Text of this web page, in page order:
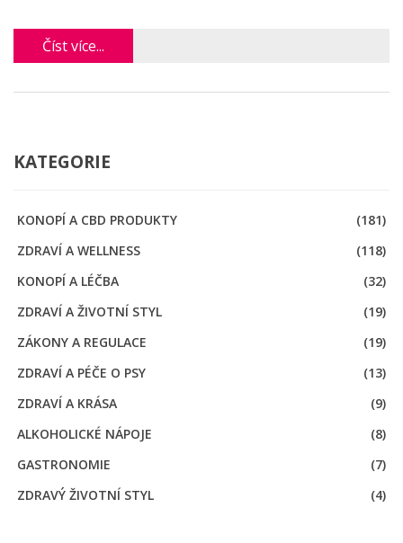
Číst více...
KATEGORIE
KONOPÍ A CBD PRODUKTY
(181)
ZDRAVÍ A WELLNESS
(118)
KONOPÍ A LÉČBA
(32)
ZDRAVÍ A ŽIVOTNÍ STYL
(19)
ZÁKONY A REGULACE
(19)
ZDRAVÍ A PÉČE O PSY
(13)
ZDRAVÍ A KRÁSA
(9)
ALKOHOLICKÉ NÁPOJE
(8)
GASTRONOMIE
(7)
ZDRAVÝ ŽIVOTNÍ STYL
(4)